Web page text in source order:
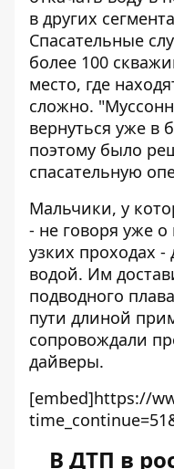
в других
Спасательные
более 100
место, где
сложно.
вернуться уже в
поэтому было
спасательную
Мальчики, у
- не говоря уже
узких проходах
водой. Им
подводного
пути длиной
сопровождали
дайверы.
[embed]https://
В ДТП в